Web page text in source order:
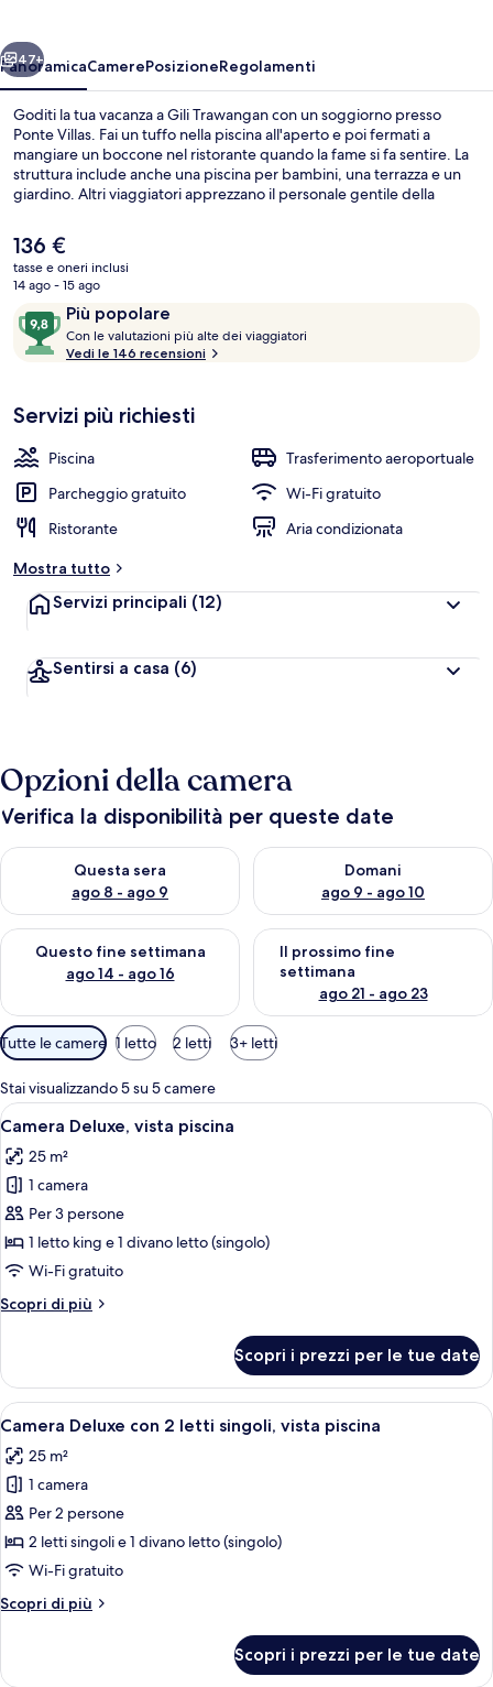
Avanti
47+
PanoramicaCamerePosizioneRegolamenti
Goditi la tua vacanza a Gili Trawangan con un soggiorno presso
Ponte Villas. Fai un tuffo nella piscina all'aperto e poi fermati a
mangiare un boccone nel ristorante quando la fame si fa sentire. La
struttura include anche una piscina per bambini, una terrazza e un
giardino. Altri viaggiatori apprezzano il personale gentile della
Il
prezzo
attuale
136 €
136 €
tasse e oneri inclusi
14 ago - 15 ago
RecensioniPiù popolare
9,8
su
10,
popolare
Con le valutazioni più alte dei viaggiatori
a
u
z
l
t
e
i
v
t
Vedi le 146 recensioni
Servizi più richiesti
Piscina
Trasferimento aeroportuale
Parcheggio gratuito
Wi-Fi gratuito
Ristorante
Aria condizionata
Mostra tutto
Servizi principali (12)
Sentirsi a casa (6)
Opzioni della camera
Verifica la disponibilità per queste date
Questa sera
ago 8 - ago 9
Verifica la disponibilità per questa sera, ago 8 - ago 9
Domani
ago 9 - ago 10
Verifica la disponibilità per
Questo fine settimana
ago 14 - ago 16
Verifica la disponibilità per questo fine settimana, ago 14 -
Il prossimo fine
settimana
ago 21 - ago 23
Verifica la disponibilità per il
Filtri
disponibili
per
le
camere
Tutte le camere 1 letto 2 letti 3+ letti
Stai visualizzando 5 su 5 camere
Apri
tutte
le
foto
per
Camera
Deluxe,
piscina
Una camera d'albergo moderna
7
Camera Deluxe, vista piscina
25 m²
1 camera
Per 3 persone
1 letto king e 1 divano letto (singolo)
Wi-Fi gratuito
Scopri di più
Altri
Deluxe,
vista
piscina
Scopri i prezzi per le tue date
Apri
tutte
le
foto
per
Camera
Deluxe
2
Camera d'albergo con due letti, una
7
Camera Deluxe con 2 letti singoli, vista piscina
25 m²
1 camera
Per 2 persone
2 letti singoli e 1 divano letto (singolo)
Wi-Fi gratuito
Scopri di più
Altri
Deluxe
Scopri i prezzi per le tue date